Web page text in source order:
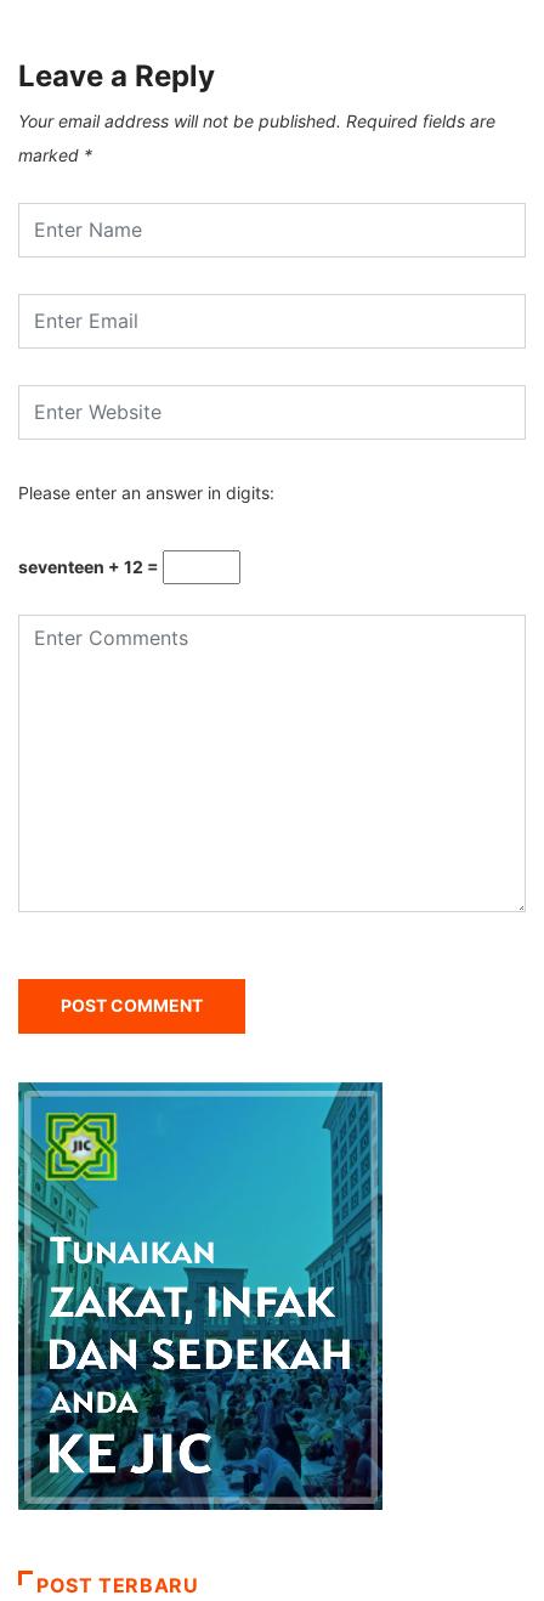
Leave a Reply
Your email address will not be published. Required fields are
marked *
Please enter an answer in digits:
seventeen + 12 =
POST TERBARU